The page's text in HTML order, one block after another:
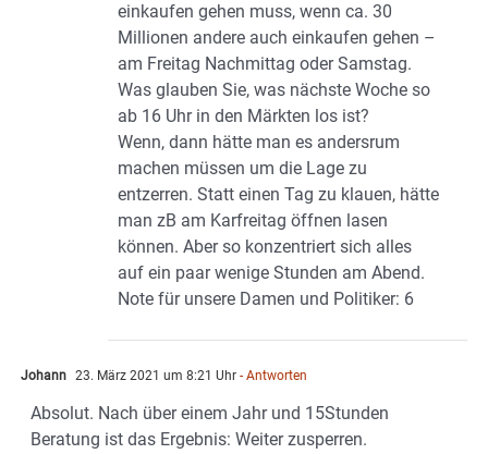
einkaufen gehen muss, wenn ca. 30
Millionen andere auch einkaufen gehen –
am Freitag Nachmittag oder Samstag.
Was glauben Sie, was nächste Woche so
ab 16 Uhr in den Märkten los ist?
Wenn, dann hätte man es andersrum
machen müssen um die Lage zu
entzerren. Statt einen Tag zu klauen, hätte
man zB am Karfreitag öffnen lasen
können. Aber so konzentriert sich alles
auf ein paar wenige Stunden am Abend.
Note für unsere Damen und Politiker: 6
Johann 23. März 2021 um 8:21 Uhr - Antworten
Absolut. Nach über einem Jahr und 15Stunden
Beratung ist das Ergebnis: Weiter zusperren.